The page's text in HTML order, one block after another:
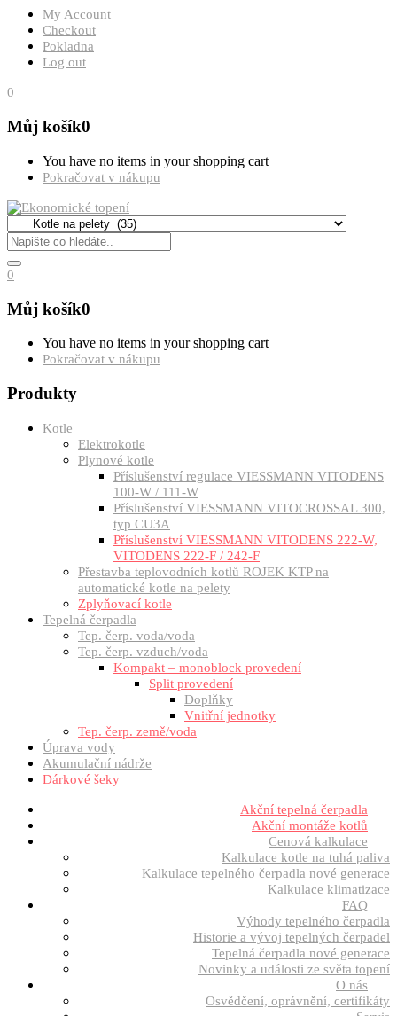
My Account
Checkout
Pokladna
Log out
0
Můj košík0
You have no items in your shopping cart
Pokračovat v nákupu
0
Můj košík0
You have no items in your shopping cart
Pokračovat v nákupu
Produkty
Kotle
Elektrokotle
Plynové kotle
Příslušenství regulace VIESSMANN VITODENS
100-W / 111-W
Příslušenství VIESSMANN VITOCROSSAL 300,
typ CU3A
Příslušenství VIESSMANN VITODENS 222-W,
VITODENS 222-F / 242-F
Přestavba teplovodních kotlů ROJEK KTP na
automatické kotle na pelety
Zplyňovací kotle
Tepelná čerpadla
Tep. čerp. voda/voda
Tep. čerp. vzduch/voda
Kompakt – monoblock provedení
Split provedení
Doplňky
Vnitřní jednotky
Tep. čerp. země/voda
Úprava vody
Akumulační nádrže
Dárkové šeky
Akční tepelná čerpadla
Akční montáže kotlů
Cenová kalkulace
Kalkulace kotle na tuhá paliva
Kalkulace tepelného čerpadla nové generace
Kalkulace klimatizace
FAQ
Výhody tepelného čerpadla
Historie a vývoj tepelných čerpadel
Tepelná čerpadla nové generace
Novinky a události ze světa topení
O nás
Osvědčení, oprávnění, certifikáty